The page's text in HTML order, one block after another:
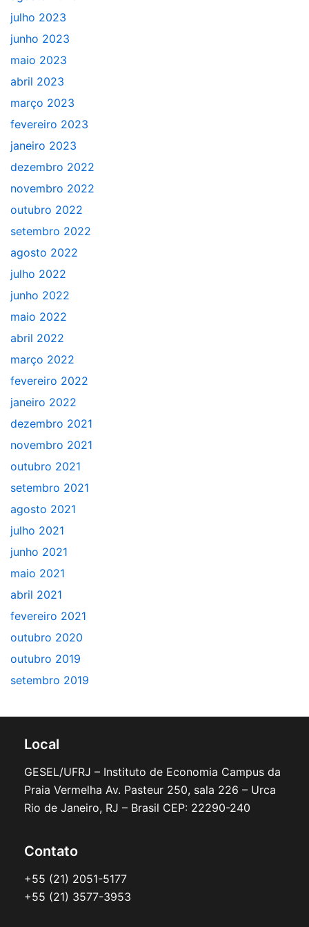
julho 2023
junho 2023
maio 2023
abril 2023
março 2023
fevereiro 2023
janeiro 2023
dezembro 2022
novembro 2022
outubro 2022
setembro 2022
agosto 2022
julho 2022
junho 2022
maio 2022
abril 2022
março 2022
fevereiro 2022
janeiro 2022
dezembro 2021
novembro 2021
outubro 2021
setembro 2021
agosto 2021
julho 2021
junho 2021
maio 2021
abril 2021
fevereiro 2021
outubro 2020
outubro 2019
setembro 2019
Local
GESEL/UFRJ – Instituto de Economia Campus da
Praia Vermelha Av. Pasteur 250, sala 226 – Urca
Rio de Janeiro, RJ – Brasil CEP: 22290-240
Contato
+55 (21) 2051-5177
+55 (21) 3577-3953